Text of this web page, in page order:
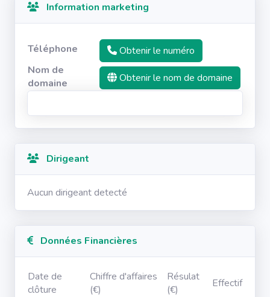
Information marketing
Téléphone
Obtenir le numéro
Nom de
domaine
Obtenir le nom de domaine
Dirigeant
Aucun dirigeant detecté
Données Financières
Date de
clôture
Chiffre d'affaires
(€)
Résulat
(€)
Effectif